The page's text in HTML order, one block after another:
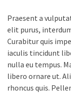
Praesent a
elit purus,
Curabitur quis
iaculis tincidunt
nulla eu tempus.
libero ornare ut.
rhoncus quis.